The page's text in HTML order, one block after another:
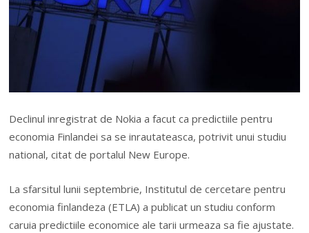
Declinul inregistrat de Nokia a facut ca predictiile pentru
economia Finlandei sa se inrautateasca, potrivit unui studiu
national, citat de portalul New Europe.
La sfarsitul lunii septembrie, Institutul de cercetare pentru
economia finlandeza (ETLA) a publicat un studiu conform
caruia predictiile economice ale tarii urmeaza sa fie ajustate.